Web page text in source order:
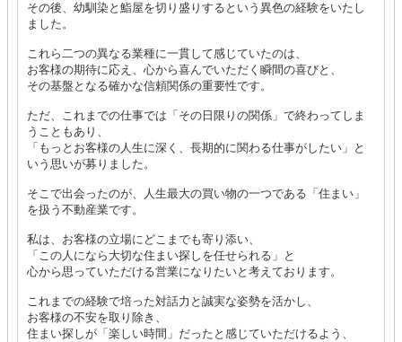
その後、幼馴染と鮨屋を切り盛りするという異色の経験をいたし
ました。
これら二つの異なる業種に一貫して感じていたのは、
お客様の期待に応え、心から喜んでいただく瞬間の喜びと、
その基盤となる確かな信頼関係の重要性です。
ただ、これまでの仕事では「その日限りの関係」で終わってしま
うこともあり、
「もっとお客様の人生に深く、長期的に関わる仕事がしたい」と
いう思いが募りました。
そこで出会ったのが、人生最大の買い物の一つである「住まい」
を扱う不動産業です。
私は、お客様の立場にどこまでも寄り添い、
「この人になら大切な住まい探しを任せられる」と
心から思っていただける営業になりたいと考えております。
これまでの経験で培った対話力と誠実な姿勢を活かし、
お客様の不安を取り除き、
住まい探しが「楽しい時間」だったと感じていただけるよう、